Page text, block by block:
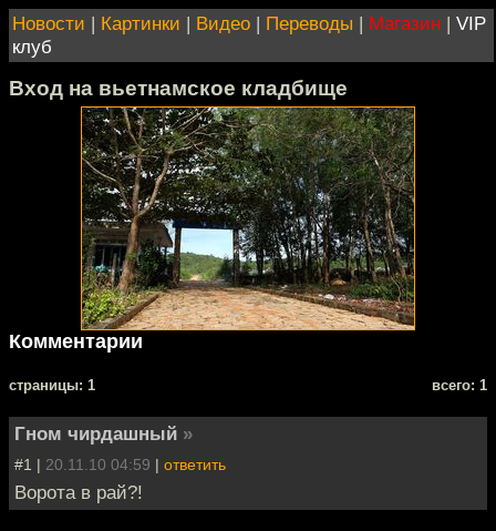
Новости | Картинки | Видео | Переводы | Магазин | VIP
клуб
Вход на вьетнамское кладбище
Комментарии
cтраницы: 1 всего: 1
Гном чирдашный »
#1 | 20.11.10 04:59 | ответить
Ворота в рай?!